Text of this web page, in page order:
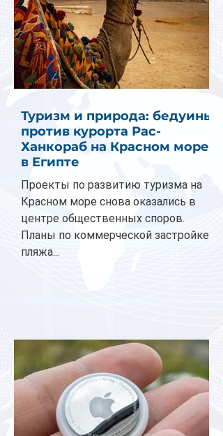
Туризм и природа: бедуины
против курорта Рас-
Ханкораб на Красном море
в Египте
Проекты по развитию туризма на
Красном море снова оказались в
центре общественных споров.
Планы по коммерческой застройке
пляжа...